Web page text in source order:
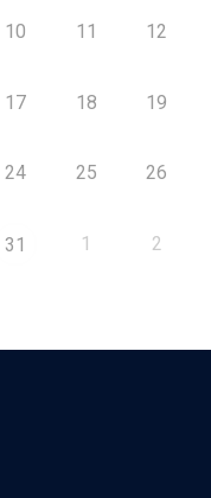
10 11 12
17 18 19
24 25 26
31 1 2